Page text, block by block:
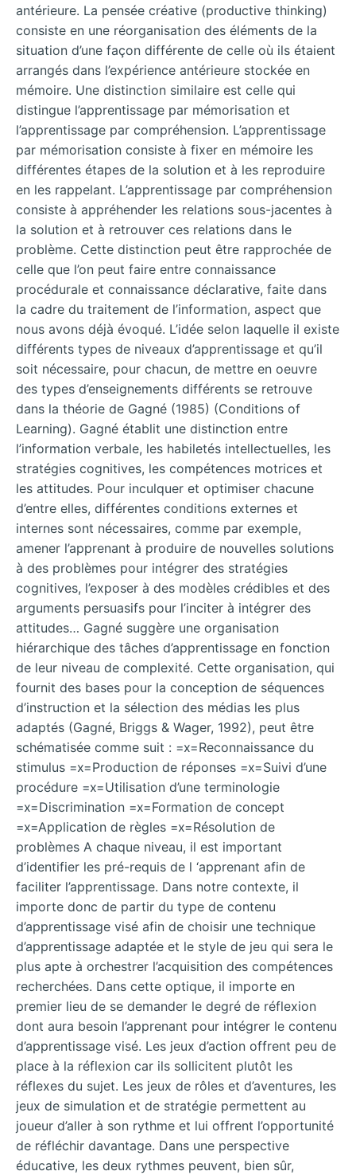
antérieure. La pensée créative (productive thinking)
consiste en une réorganisation des éléments de la
situation d’une façon différente de celle où ils étaient
arrangés dans l’expérience antérieure stockée en
mémoire. Une distinction similaire est celle qui
distingue l’apprentissage par mémorisation et
l’apprentissage par compréhension. L’apprentissage
par mémorisation consiste à fixer en mémoire les
différentes étapes de la solution et à les reproduire
en les rappelant. L’apprentissage par compréhension
consiste à appréhender les relations sous-jacentes à
la solution et à retrouver ces relations dans le
problème. Cette distinction peut être rapprochée de
celle que l’on peut faire entre connaissance
procédurale et connaissance déclarative, faite dans
la cadre du traitement de l’information, aspect que
nous avons déjà évoqué. L’idée selon laquelle il existe
différents types de niveaux d’apprentissage et qu’il
soit nécessaire, pour chacun, de mettre en oeuvre
des types d’enseignements différents se retrouve
dans la théorie de Gagné (1985) (Conditions of
Learning). Gagné établit une distinction entre
l’information verbale, les habiletés intellectuelles, les
stratégies cognitives, les compétences motrices et
les attitudes. Pour inculquer et optimiser chacune
d’entre elles, différentes conditions externes et
internes sont nécessaires, comme par exemple,
amener l’apprenant à produire de nouvelles solutions
à des problèmes pour intégrer des stratégies
cognitives, l’exposer à des modèles crédibles et des
arguments persuasifs pour l’inciter à intégrer des
attitudes… Gagné suggère une organisation
hiérarchique des tâches d’apprentissage en fonction
de leur niveau de complexité. Cette organisation, qui
fournit des bases pour la conception de séquences
d’instruction et la sélection des médias les plus
adaptés (Gagné, Briggs & Wager, 1992), peut être
schématisée comme suit : =x=Reconnaissance du
stimulus =x=Production de réponses =x=Suivi d’une
procédure =x=Utilisation d’une terminologie
=x=Discrimination =x=Formation de concept
=x=Application de règles =x=Résolution de
problèmes A chaque niveau, il est important
d’identifier les pré-requis de l ‘apprenant afin de
faciliter l’apprentissage. Dans notre contexte, il
importe donc de partir du type de contenu
d’apprentissage visé afin de choisir une technique
d’apprentissage adaptée et le style de jeu qui sera le
plus apte à orchestrer l’acquisition des compétences
recherchées. Dans cette optique, il importe en
premier lieu de se demander le degré de réflexion
dont aura besoin l’apprenant pour intégrer le contenu
d’apprentissage visé. Les jeux d’action offrent peu de
place à la réflexion car ils sollicitent plutôt les
réflexes du sujet. Les jeux de rôles et d’aventures, les
jeux de simulation et de stratégie permettent au
joueur d’aller à son rythme et lui offrent l’opportunité
de réfléchir davantage. Dans une perspective
éducative, les deux rythmes peuvent, bien sûr,